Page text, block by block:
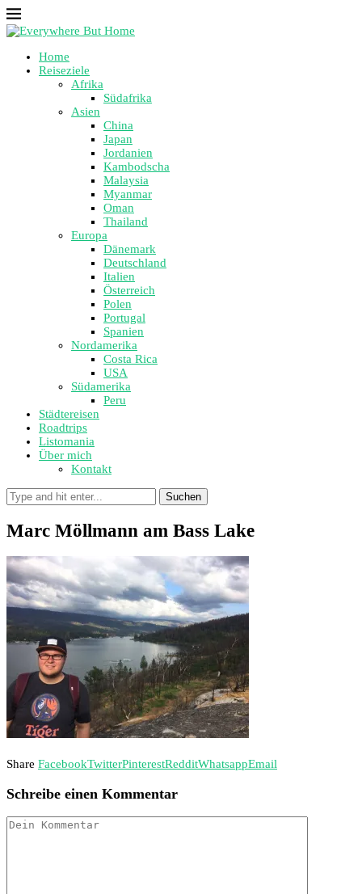
Home
Reiseziele
Afrika
Südafrika
Asien
China
Japan
Jordanien
Kambodscha
Malaysia
Myanmar
Oman
Thailand
Europa
Dänemark
Deutschland
Italien
Österreich
Polen
Portugal
Spanien
Nordamerika
Costa Rica
USA
Südamerika
Peru
Städtereisen
Roadtrips
Listomania
Über mich
Kontakt
Suchen
Marc Möllmann am Bass Lake
Share FacebookTwitterPinterestRedditWhatsappEmail
Schreibe einen Kommentar